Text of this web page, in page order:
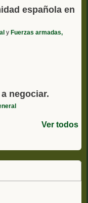
española en
y Fuerzas armadas,
negociar.
Ver todos